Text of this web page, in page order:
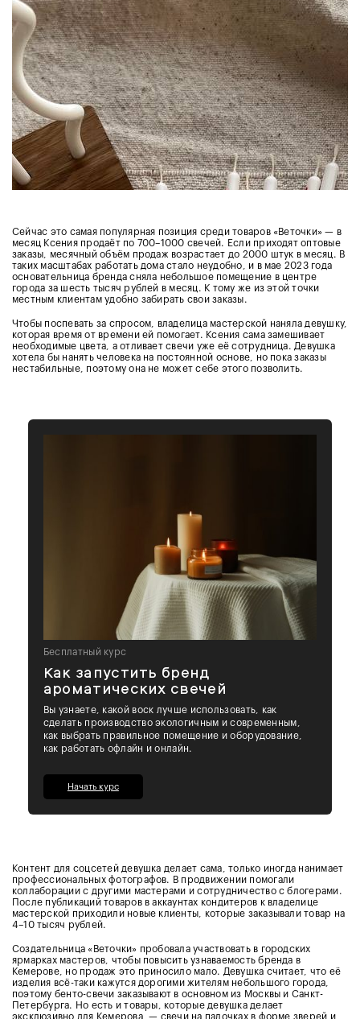
Сейчас это самая популярная позиция среди товаров «Веточки» — в
месяц Ксения продаёт по 700–1000 свечей. Если приходят оптовые
заказы, месячный объём продаж возрастает до 2000 штук в месяц. В
таких масштабах работать дома стало неудобно, и в мае 2023 года
основательница бренда сняла небольшое помещение в центре
города за шесть тысяч рублей в месяц. К тому же из этой точки
местным клиентам удобно забирать свои заказы.
Чтобы поспевать за спросом, владелица мастерской наняла девушку,
которая время от времени ей помогает. Ксения сама замешивает
необходимые цвета, а отливает свечи уже её сотрудница. Девушка
хотела бы нанять человека на постоянной основе, но пока заказы
нестабильные, поэтому она не может себе этого позволить.
Бесплатный курс
Как запустить бренд
ароматических свечей
Вы узнаете, какой воск лучше использовать, как
сделать производство экологичным и современным,
как выбрать правильное помещение и оборудование,
как работать офлайн и онлайн.
Начать курс
Контент для соцсетей девушка делает сама, только иногда нанимает
профессиональных фотографов. В продвижении помогали
коллаборации с другими мастерами и сотрудничество с блогерами.
После публикаций товаров в аккаунтах кондитеров к владелице
мастерской приходили новые клиенты, которые заказывали товар на
4–10 тысяч рублей.
Создательница «Веточки» пробовала участвовать в городских
ярмарках мастеров, чтобы повысить узнаваемость бренда в
Кемерове, но продаж это приносило мало. Девушка считает, что её
изделия всё-таки кажутся дорогими жителям небольшого города,
поэтому бенто-свечи заказывают в основном из Москвы и Санкт-
Петербурга. Но есть и товары, которые девушка делает
эксклюзивно для Кемерова, — свечи на палочках в форме зверей и